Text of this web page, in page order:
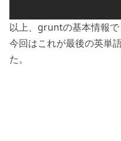
以上、gruntの基本情報で
今回はこれが最後の英単
た。